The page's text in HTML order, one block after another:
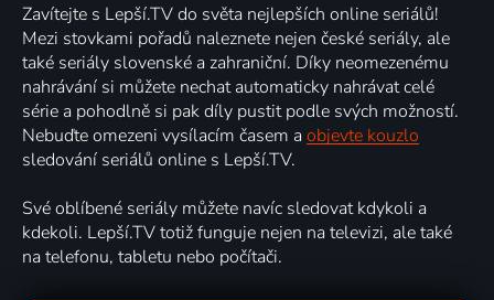
Zavítejte s Lepší.TV do světa nejlepších online seriálů!
Mezi stovkami pořadů naleznete nejen české seriály, ale
také seriály slovenské a zahraniční. Díky neomezenému
nahrávání si můžete nechat automaticky nahrávat celé
série a pohodlně si pak díly pustit podle svých možností.
Nebuďte omezeni vysílacím časem a objevte kouzlo
sledování seriálů online s Lepší.TV.
Své oblíbené seriály můžete navíc sledovat kdykoli a
kdekoli. Lepší.TV totiž funguje nejen na televizi, ale také
na telefonu, tabletu nebo počítači.